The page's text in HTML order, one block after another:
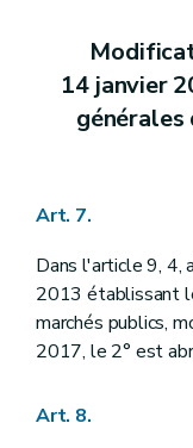
14 janvier
générales
Art. 7.
Dans l'article 9, 4,
2013 établissant
marchés publics,
2017, le 2° est
Art. 8.